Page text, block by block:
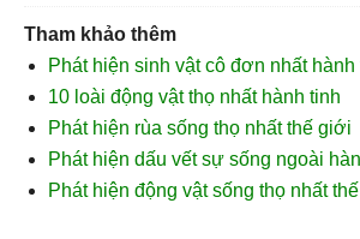
Tham khảo thêm
Phát hiện sinh vật cô đơn nhất hành
10 loài động vật thọ nhất hành tinh
Phát hiện rùa sống thọ nhất thế giới
Phát hiện dấu vết sự sống ngoài
Phát hiện động vật sống thọ nhất